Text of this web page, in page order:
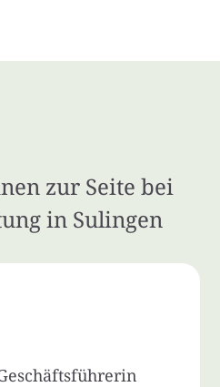
zur Seite bei
in Sulingen